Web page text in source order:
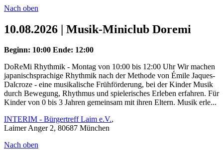
Nach oben
10.08.2026 | Musik-Miniclub Doremi
Beginn: 10:00 Ende: 12:00
DoReMi Rhythmik - Montag von 10:00 bis 12:00 Uhr Wir machen
japanischsprachige Rhythmik nach der Methode von Émile Jaques-
Dalcroze - eine musikalische Frühförderung, bei der Kinder Musik
durch Bewegung, Rhythmus und spielerisches Erleben erfahren. Für
Kinder von 0 bis 3 Jahren gemeinsam mit ihren Eltern. Musik erle...
INTERIM - Bürgertreff Laim e.V.,
Laimer Anger 2, 80687 München
Nach oben